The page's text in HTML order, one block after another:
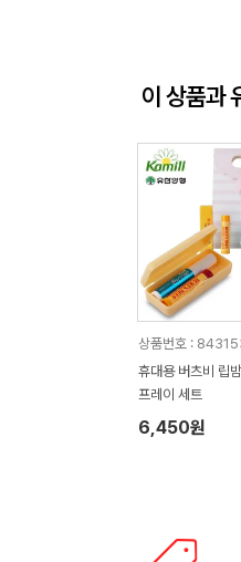
이 상품과
상품번호 :
휴대용 버츠비 립
프레이 세트
6,450원